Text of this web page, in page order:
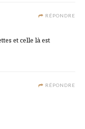
RÉPONDRE
et celle là est
RÉPONDRE